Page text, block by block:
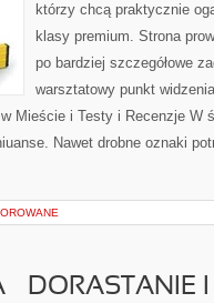
którzy chcą praktycznie
klasy premium. Strona
po bardziej szczegółowe
warsztatowy punkt
Mieście i Testy i Recenzje W
Nawet drobne oznaki
DORASTANIE